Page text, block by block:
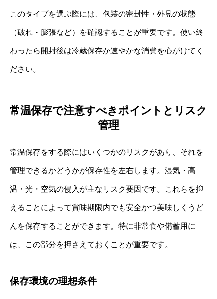
このタイプを選ぶ際には、包装の密封性・外見の状態
（破れ・膨張など）を確認することが重要です。使い終
わったら開封後は冷蔵保存か速やかな消費を心がけてく
ださい。
常温保存で注意すべきポイントとリスク
管理
常温保存をする際にはいくつかのリスクがあり、それを
管理できるかどうかが保存性を左右します。湿気・高
温・光・空気の侵入が主なリスク要因です。これらを抑
えることによって賞味期限内でも安全かつ美味しくうど
んを保存することができます。特に非常食や備蓄用に
は、この部分を押さえておくことが重要です。
保存環境の理想条件